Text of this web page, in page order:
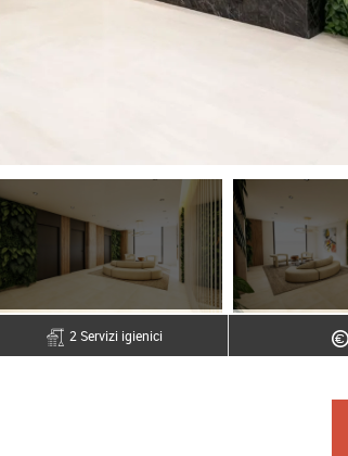
2 Servizi igienici